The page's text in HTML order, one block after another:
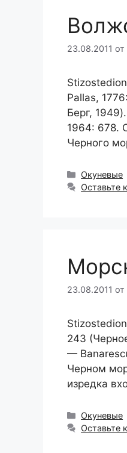
23.08.2011 от
Pallas,
Берг,
1964: 678.
Черного
Рубрики
Окуневые
Оставьте
23.08.2011 от
243
—
Черном
изредка
Рубрики
Окуневые
Оставьте